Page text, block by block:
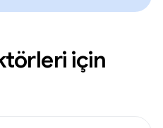
için